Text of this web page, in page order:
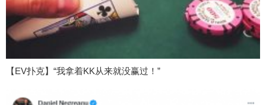
【EV扑克】“我拿着KK从来就没赢过！”